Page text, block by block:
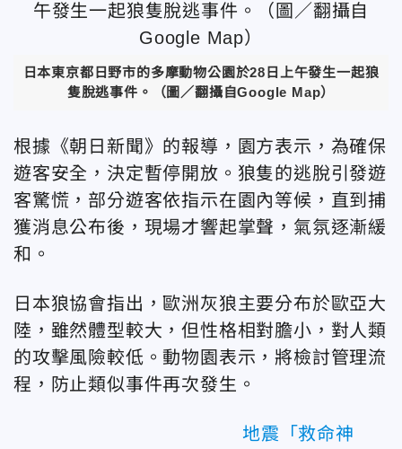
日本東京都日野市的多摩動物公園於28日上午發生一起狼
隻脫逃事件。（圖／翻攝自Google Map）
根據《朝日新聞》的報導，園方表示，為確保
遊客安全，決定暫停開放。狼隻的逃脫引發遊
客驚慌，部分遊客依指示在園內等候，直到捕
獲消息公布後，現場才響起掌聲，氣氛逐漸緩
和。
日本狼協會指出，歐洲灰狼主要分布於歐亞大
陸，雖然體型較大，但性格相對膽小，對人類
的攻擊風險較低。動物園表示，將檢討管理流
程，防止類似事件再次發生。
地震「救命神